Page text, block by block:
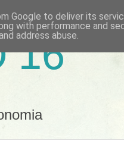
16
Google to deliver its
with performance and
address abuse.